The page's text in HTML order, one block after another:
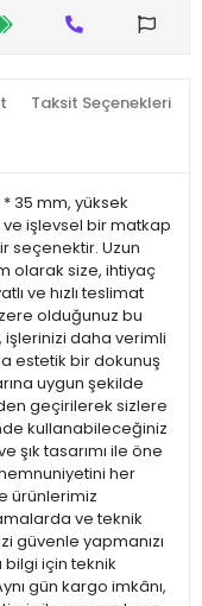
Taksit Seçenekleri
* 35 mm, yüksek
işlevsel bir matkap
seçenektir. Uzun
olarak size, ihtiyaç
ve hızlı teslimat
olduğunuz bu
işlerinizi daha verimli
estetik bir dokunuş
uygun şekilde
geçirilerek sizlere
kullanabileceğiniz
şık tasarımı ile öne
her
ürünlerimiz
ve teknik
güvenle yapmanızı
bilgi için teknik
gün kargo imkânı,